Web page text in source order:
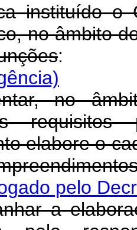
instituído o
no âmbito
:
no
elabore o
pelo
a